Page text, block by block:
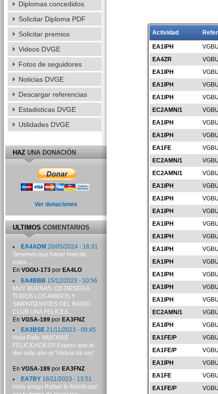
Actividad
EA1IPH
EA4ZR
EA1IPH
EA1IPH
EA1IPH
EC2AMN/1
EA1IPH
EA1IPH
EA1FE
EC2AMN/1
EC2AMN/1
EA1IPH
EA1IPH
EA1IPH
EA1IPH
EA1IPH
EA1IPH
EA1IPH
EA1IPH
EA1IPH
EA1IPH
EC2AMN/1
EA1IPH
EA1FE/P
EA1FE/P
EA1IPH
EA1FE
EA1FE/P
Diplomas concedidos
Solicitar Diploma PDF
Solicitar premios
Videos DVGE
Fotos de seguidores
Noticias DVGE
Descargar referencias
Estadisticas DVGE
Utilidades DVGE
HAZUNA DONACIÓN
Ver donaciones
ULTIMOSCOMENTARIOS
EA4ADM 28/05/2024 - 16:31
Tenemos que hacer mas de
estas....
En VGGU-173por EA4LO
EA4BBB 15/12/2023 - 10:56
MUY BUENAS. OS DESEO A
TODOS LOS AMIGOS Y
SIMPATIZANTES DEL RADIO
CLUB UNA FELICES...
En VGSA-189por EA3FNZ
EA3BSE21/11/2023 - 09:45
Hola Rafa. MUCHAS
FELICIDADES!!! Espero que te
den este año el 'Vértice de oro'
...
En VGSA-189por EA3FNZ
EA7BY16/11/2023 - 13:51
Hola amigo Rafael:te felicito por